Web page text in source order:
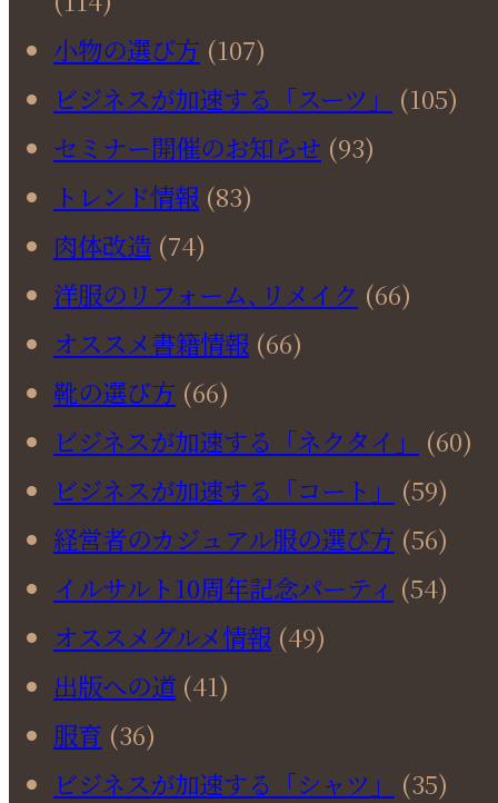
小物の選び方 (107)
ビジネスが加速する「スーツ」
(105)
セミナー開催のお知らせ (93)
トレンド情報 (83)
肉体改造 (74)
洋服のリフォーム､リメイク (66)
オススメ書籍情報 (66)
靴の選び方 (66)
ビジネスが加速する「ネクタイ」
(60)
ビジネスが加速する「コート」
(59)
経営者のカジュアル服の選び方 (56)
イルサルト10周年記念パーティ (54)
オススメグルメ情報 (49)
出版への道 (41)
服育 (36)
ビジネスが加速する「シャツ」
(35)